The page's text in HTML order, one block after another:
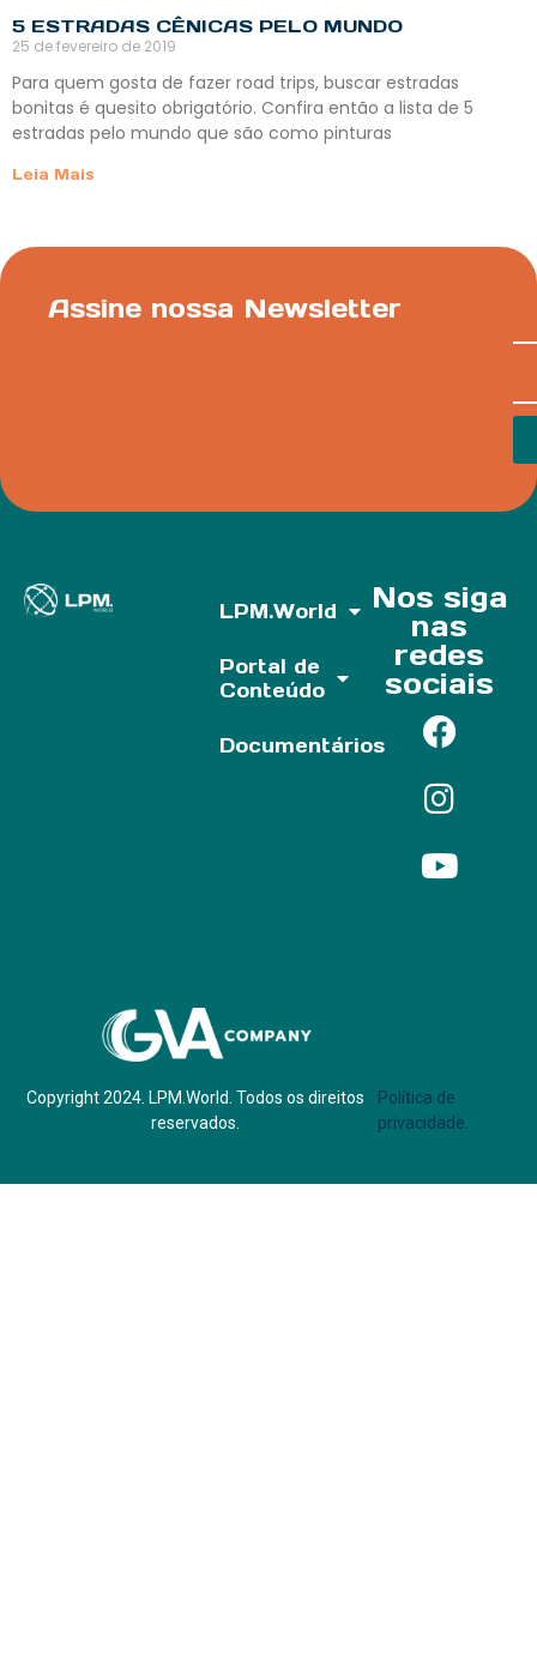
5 ESTRADAS CÊNICAS PELO MUNDO
25 de fevereiro de 2019
Para quem gosta de fazer road trips, buscar estradas
bonitas é quesito obrigatório. Confira então a lista de 5
estradas pelo mundo que são como pinturas
Leia Mais
Assine nossa Newsletter
LPM.World
Portal de
Conteúdo
Documentários
Nos siga
nas
redes
sociais
Copyright 2024. LPM.World. Todos os direitos
reservados.
Política de
privacidade.